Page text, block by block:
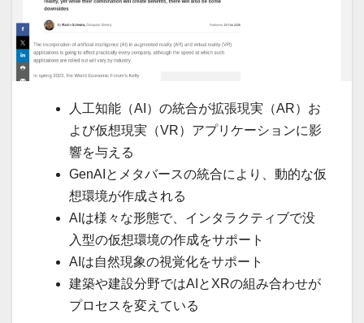
人工知能（AI）の統合が拡張現実（AR）お
よび仮想現実（VR）アプリケーションに影
響を与える
GenAIとメタバースの統合により、動的な仮
想環境が作成される
AIは様々な形態で、インタラクティブで没
入型の仮想環境の作成をサポート
AIは自然現象の視覚化をサポート
建築や建設分野ではAIとXRの組み合わせが
プロセスを変えている